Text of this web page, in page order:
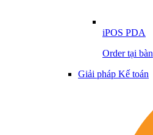
iPOS PDA
Order tại bàn
Giải pháp Kế toán